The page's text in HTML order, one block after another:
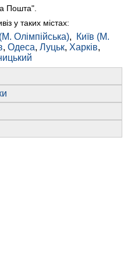
Пошта".
у таких містах:
Олімпійська),
Київ (М.
, Одеса, Луцьк, Харків,